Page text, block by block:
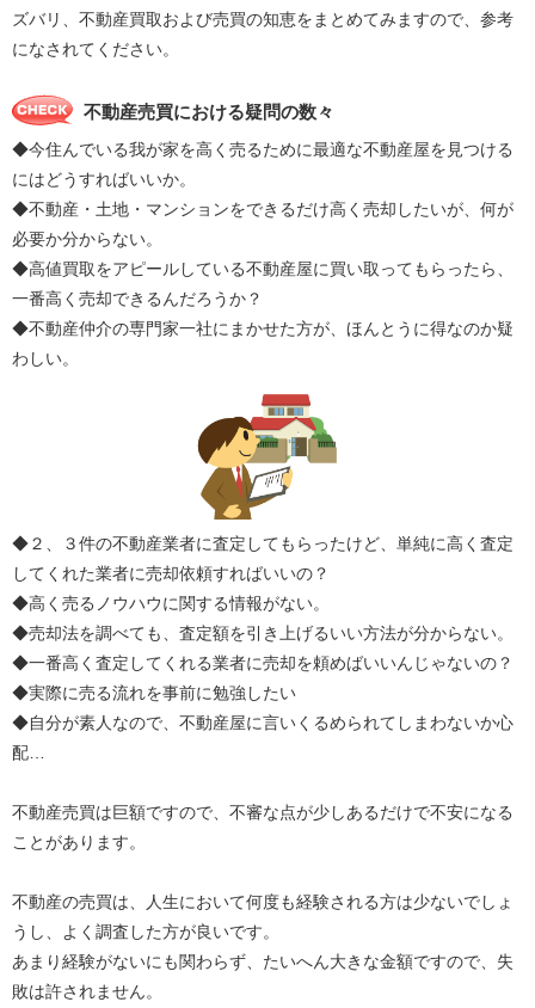
ズバリ、不動産買取および売買の知恵をまとめてみますので、参考
になされてください。
不動産売買における疑問の数々
◆今住んでいる我が家を高く売るために最適な不動産屋を見つける
にはどうすればいいか。
◆不動産・土地・マンションをできるだけ高く売却したいが、何が
必要か分からない。
◆高値買取をアピールしている不動産屋に買い取ってもらったら、
一番高く売却できるんだろうか？
◆不動産仲介の専門家一社にまかせた方が、ほんとうに得なのか疑
わしい。
◆２、３件の不動産業者に査定してもらったけど、単純に高く査定
してくれた業者に売却依頼すればいいの？
◆高く売るノウハウに関する情報がない。
◆売却法を調べても、査定額を引き上げるいい方法が分からない。
◆一番高く査定してくれる業者に売却を頼めばいいんじゃないの？
◆実際に売る流れを事前に勉強したい
◆自分が素人なので、不動産屋に言いくるめられてしまわないか心
配…
不動産売買は巨額ですので、不審な点が少しあるだけで不安になる
ことがあります。
不動産の売買は、人生において何度も経験される方は少ないでしょ
うし、よく調査した方が良いです。
あまり経験がないにも関わらず、たいへん大きな金額ですので、失
敗は許されません。